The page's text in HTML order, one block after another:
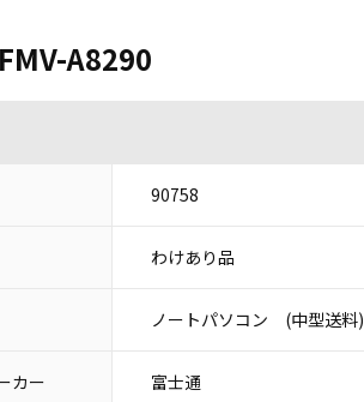
A8290
90758
わけあり品
ノートパソコン (中型送料)
カー 富士通